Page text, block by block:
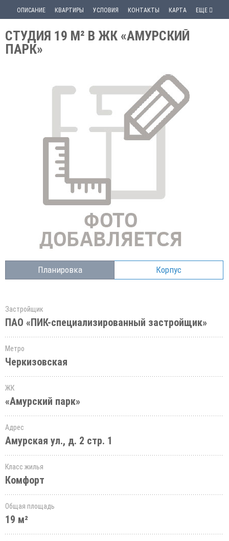
ОПИСАНИЕ КВАРТИРЫ УСЛОВИЯ КОНТАКТЫ КАРТА ЕЩЕ
СТУДИЯ 19 М² В ЖК «АМУРСКИЙ
ПАРК»
Планировка Корпус
Застройщик
ПАО «ПИК-специализированный застройщик»
Метро
Черкизовская
ЖК
«Амурский парк»
Адрес
Амурская ул., д. 2 стр. 1
Класс жилья
Комфорт
Общая площадь
19 м²